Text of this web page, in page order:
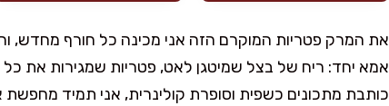
את המרק פטריות המוקרם הזה אני מכינה כל חורף מחדש,
אמא יחד: ריח של בצל שמיטגן לאט, פטריות שמגירות את
כותבת מתכונים כשפית וסופרת קולינרית, אני תמיד